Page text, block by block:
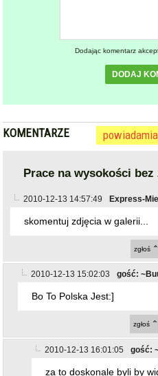
Dodając komentarz
DODAJ
KOMENTARZE
Prace na wysokości
2010-12-13 14:57:49 Express-
skomentuj zdjęcia w galerii...
zgłoś
2010-12-13 15:02:03 gość:
Bo To Polska Jest:]
zgłoś
2010-12-13 16:01:05 gość:
za to doskonale byli by